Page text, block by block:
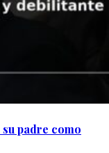
padre como